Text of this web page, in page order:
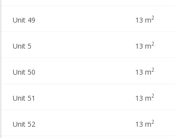
Unit 49 13 m2
Unit 5 13 m2
Unit 50 13 m2
Unit 51 13 m2
Unit 52 13 m2